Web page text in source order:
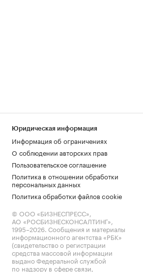
Юридическая информация
Информация об ограничениях
О соблюдении авторских прав
Пользовательское соглашение
Политика в отношении обработки
персональных данных
Политика обработки файлов cookie
© ООО «БИЗНЕСПРЕСС»,
АО «РОСБИЗНЕСКОНСАЛТИНГ»,
1995–2026. Сообщения и материалы
информационного агентства «РБК»
(свидетельство о регистрации
средства массовой информации
выдано Федеральной службой
по надзору в сфере связи,